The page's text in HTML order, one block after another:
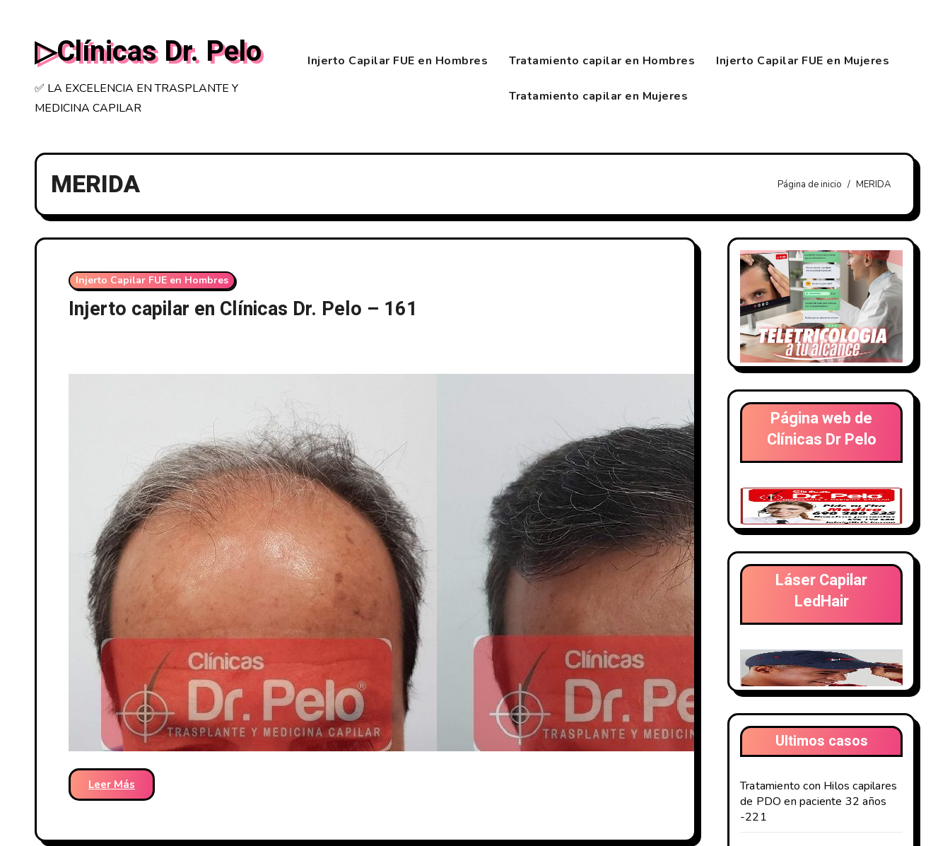
contenido▷Clínicas Dr. Pelo
✅ LA EXCELENCIA EN TRASPLANTE Y
MEDICINA CAPILAR
Injerto Capilar FUE en Hombres Tratamiento capilar en Hombres Injerto Capilar FUE en Mujeres
Tratamiento capilar en Mujeres
MERIDA Página de inicio MERIDA
Injerto Capilar FUE en Hombres
Injerto capilar en Clínicas Dr. Pelo – 161
Leer Más
Página web de
Clínicas Dr Pelo
Láser Capilar
LedHair
Ultimos casos
Tratamiento con Hilos capilares
de PDO en paciente 32 años
-221